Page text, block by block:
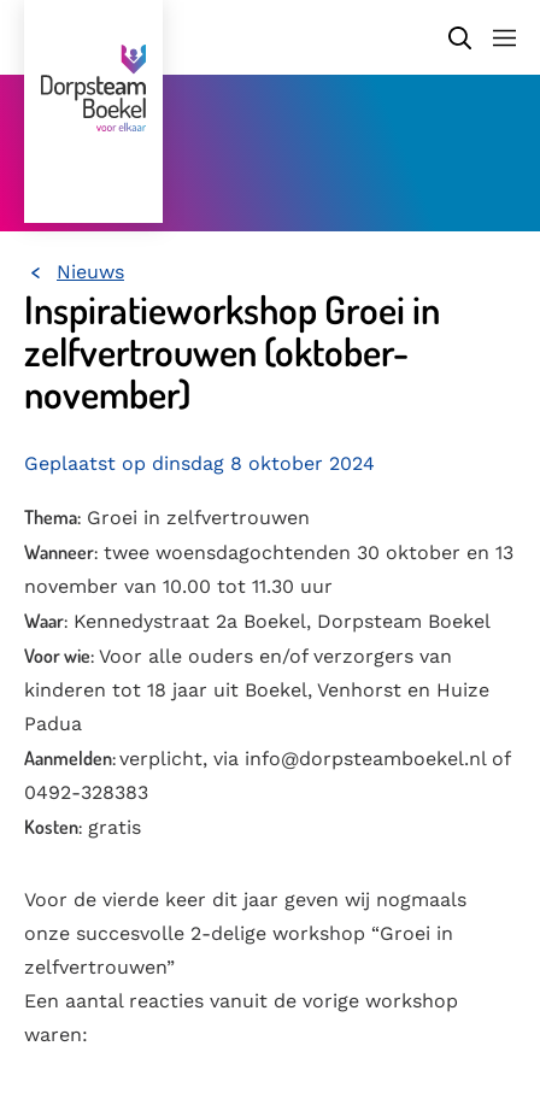
HomeNieuws
Inspiratieworkshop Groei in
zelfvertrouwen (oktober-
november)
Geplaatst op dinsdag 8 oktober 2024
Thema: Groei in zelfvertrouwen
Wanneer: twee woensdagochtenden 30 oktober en 13
november van 10.00 tot 11.30 uur
Waar: Kennedystraat 2a Boekel, Dorpsteam Boekel
Voor wie: Voor alle ouders en/of verzorgers van
kinderen tot 18 jaar uit Boekel, Venhorst en Huize
Padua
Aanmelden:verplicht, via info@dorpsteamboekel.nl of
0492-328383
Kosten: gratis
Voor de vierde keer dit jaar geven wij nogmaals
onze succesvolle 2-delige workshop “Groei in
zelfvertrouwen”
Een aantal reacties vanuit de vorige workshop
waren: